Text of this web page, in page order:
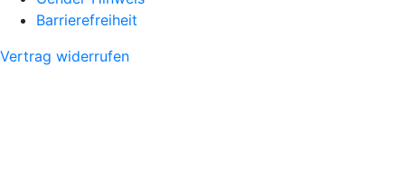
Barrierefreiheit
Vertrag widerrufen